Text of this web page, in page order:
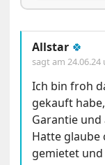
Allstar 🍀
sagt am24.06.24
Ich bin froh
gekauft
Garantie
Hatte glaube
gemietet und